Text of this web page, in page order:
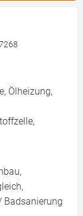
Ölheizung,
Badsanierung